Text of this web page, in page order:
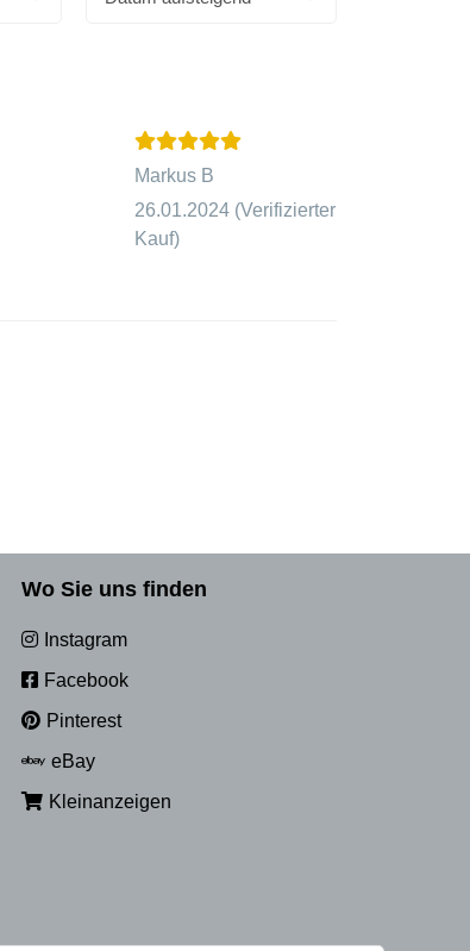
Markus B
26.01.2024 (Verifizierter
Kauf)
Wo Sie uns finden
Instagram
Facebook
Pinterest
eBay
Kleinanzeigen